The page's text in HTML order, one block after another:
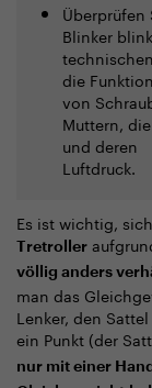
Überprüfen
Blinker
die
von
Muttern,
und deren
Luftdruck.
Es ist wichtig,
Tretroller
völlig anders
man das
Lenker, den
ein Punkt (der
nur mit einer